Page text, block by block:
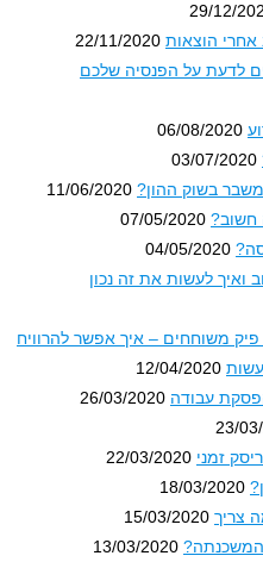
29/
22/11/2020
על הפנסיה שלכם
06/08/
03/07/
ההון? 11/06/2020
07/05/2020
04/05/
לעשות את זה נכון
משוחחים – איך אפשר להרוויח
12/04/2020
עבודה 26/03/2020
22/03/2020
18/03/
15/03/2020
13/03/2020